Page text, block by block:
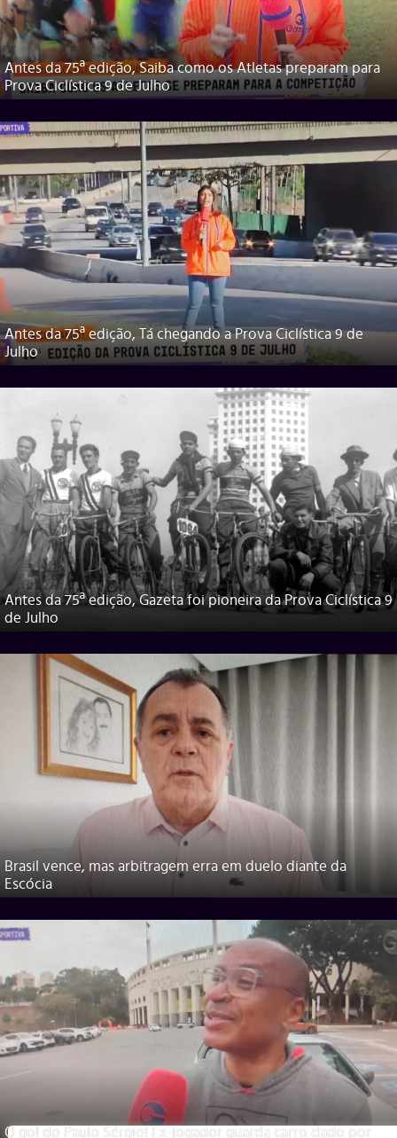
Antes da 75ª edição, Saiba como os Atletas preparam para
Prova Ciclística 9 de Julho
Antes da 75ª edição, Tá chegando a Prova Ciclística 9 de
Julho
Antes da 75ª edição, Gazeta foi pioneira da Prova Ciclística 9
de Julho
Brasil vence, mas arbitragem erra em duelo diante da
Escócia
O gol do Paulo Sérgio! Ex-jogador guarda carro dado por